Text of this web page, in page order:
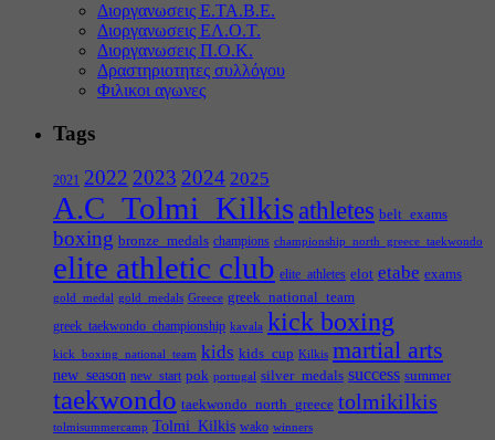
Διοργανωσεις Ε.ΤΑ.Β.Ε.
Διοργανωσεις ΕΛ.Ο.Τ.
Διοργανωσεις Π.Ο.Κ.
Δραστηριοτητες συλλόγου
Φιλικοι αγωνες
Tags
2021 2022 2023 2024 2025
A.C_Tolmi_Kilkis athletes belt_exams
boxing bronze_medals champions championship_north_greece_taekwondo
elite athletic club elite_athletes elot etabe exams
gold_medal gold_medals Greece greek_national_team
greek_taekwondo_championship kavala kick boxing
kick_boxing_national_team kids kids_cup Kilkis martial arts
new_season new_start pok portugal silver_medals success summer
taekwondo taekwondo_north_greece tolmikilkis
tolmisummercamp Tolmi_Kilkis wako winners